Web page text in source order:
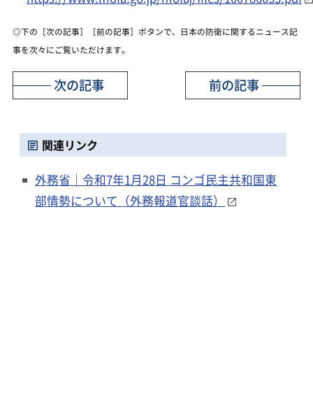
◎下の［次の記事］［前の記事］ボタンで、日本の防衛に関するニュース記
事を次々にご覧いただけます。
前の記事
次の記事
関連リンク
外務省｜令和7年1月28日 コンゴ民主共和国東
部情勢について（外務報道官談話）